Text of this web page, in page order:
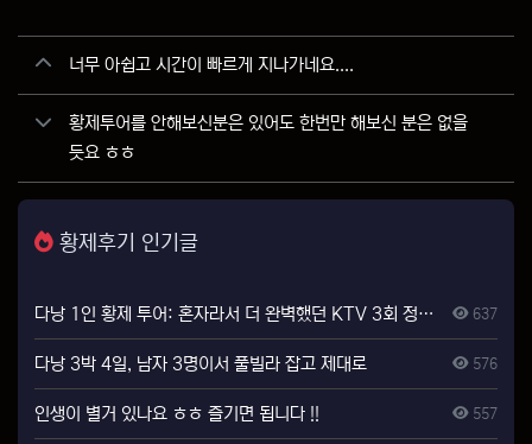
관련자료
너무 아쉽고 시간이 빠르게 지나가네요....
황제투어를 안해보신분은 있어도 한번만 해보신 분은 없을
듯요 ㅎㅎ
황제후기 인기글
다낭 1인 황제 투어: 혼자라서 더 완벽했던 KTV 3회 정복기 637
다낭 3박 4일, 남자 3명이서 풀빌라 잡고 제대로 576
인생이 별거 있나요 ㅎㅎ 즐기면 됩니다 !! 557